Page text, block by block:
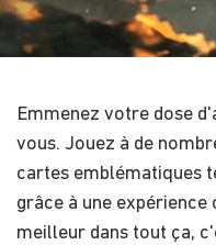
Emmenez votre dose
vous. Jouez à de
cartes emblématiques
grâce à une
meilleur dans tout ça,